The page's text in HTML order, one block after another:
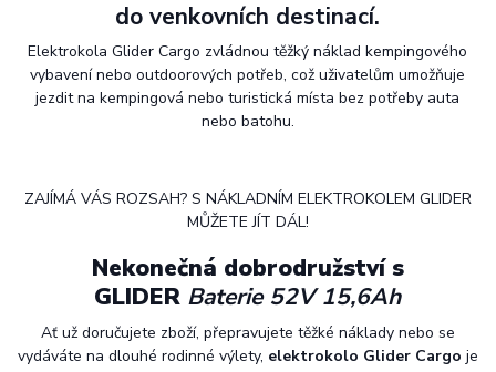
do venkovních destinací.
Elektrokola Glider Cargo zvládnou těžký náklad kempingového
vybavení nebo outdoorových potřeb, což uživatelům umožňuje
jezdit na kempingová nebo turistická místa bez potřeby auta
nebo batohu.
ZAJÍMÁ VÁS ROZSAH? S NÁKLADNÍM ELEKTROKOLEM GLIDER
MŮŽETE JÍT DÁL!
Nekonečná dobrodružství s
GLIDER Baterie 52V 15,6Ah
Ať už doručujete zboží, přepravujete těžké náklady nebo se
vydáváte na dlouhé rodinné výlety, elektrokolo Glider Cargo je